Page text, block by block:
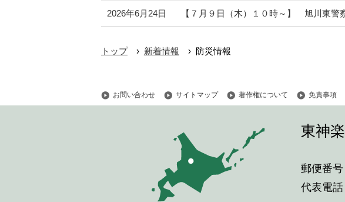
2026年6月24日 【７月９日（木）１０時～】 旭川東警
プ
へ
メ
トップ › 新着情報 › 防災情報
お問い合わせ サイトマップ 著作権について 免責事項
東神
郵便番
代表電